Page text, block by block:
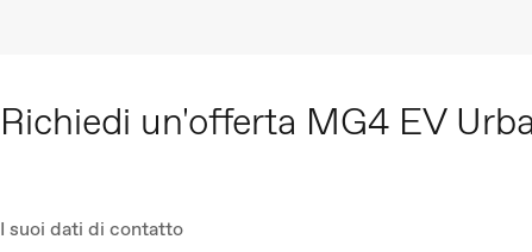
Richiedi un'offerta MG4 EV
I suoi dati di contatto